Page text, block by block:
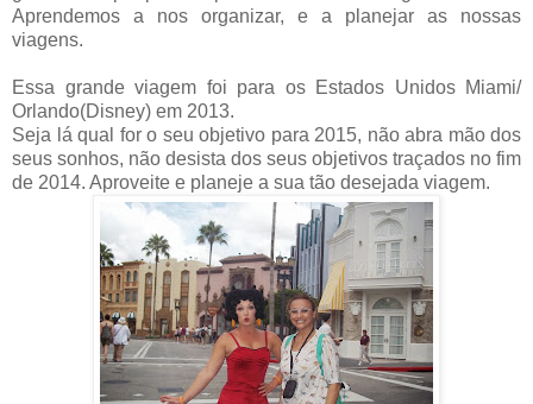
Aprendemos a nos organizar, e a planejar as nossas
viagens.
Essa grande viagem foi para os Estados Unidos Miami/
Orlando(Disney) em 2013.
Seja lá qual for o seu objetivo para 2015, não abra mão dos
seus sonhos, não desista dos seus objetivos traçados no fim
de 2014. Aproveite e planeje a sua tão desejada viagem.